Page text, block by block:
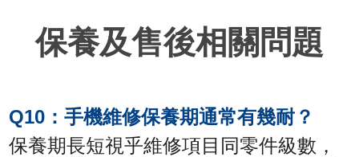
保養及售後相關問題
Q10：手機維修保養期通常有幾耐？
保養期長短視乎維修項目同零件級數，